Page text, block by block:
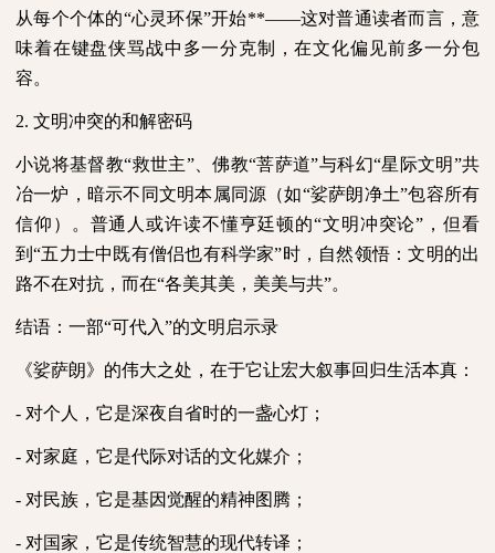
从每个个体的“心灵环保”开始**——这对普通读者而言，意
味着在键盘侠骂战中多一分克制，在文化偏见前多一分包
容。
2. 文明冲突的和解密码
小说将基督教“救世主”、佛教“菩萨道”与科幻“星际文明”共
冶一炉，暗示不同文明本属同源（如“娑萨朗净土”包容所有
信仰）。普通人或许读不懂亨廷顿的“文明冲突论”，但看
到“五力士中既有僧侣也有科学家”时，自然领悟：文明的出
路不在对抗，而在“各美其美，美美与共”。
结语：一部“可代入”的文明启示录
《娑萨朗》的伟大之处，在于它让宏大叙事回归生活本真：
- 对个人，它是深夜自省时的一盏心灯；
- 对家庭，它是代际对话的文化媒介；
- 对民族，它是基因觉醒的精神图腾；
- 对国家，它是传统智慧的现代转译；